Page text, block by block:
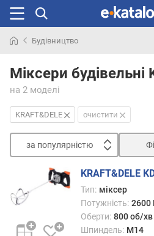
раніше
Будівництво
Міксери будівельні
на 2 моделі
KRAFT&DELE очистити
за популярністю
а
о
п
KRAFT&DELE
Тип: міксер
Потужність: 2600
Оберти: 800 об/хв
Шпиндель: M14